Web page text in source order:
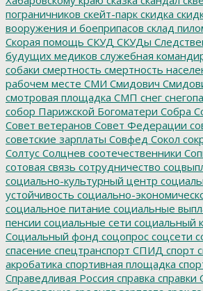
пограничников скейт-парк скидка
вооружения и боеприпасов склад
Скорая помощь СКУД СКУДы
будущих медиков служебная
собаки смертность смертность
рабочем месте СМИ Смидович
смотровая площадка СМП снег
собор Парижской Богоматери Собра
Совет ветеранов Совет Федерации
советские зарплаты Совфед Сокол
Солтус Солцнев соотечественники
сотовая связь сотрудничество
социально-культурный центр
устойчивость социально-
социальное питание социальные
пенсии социальные сети социальный
Социальный фонд соцопрос соцсети
спасение спецтранспорт СПИД спорт
акробатика спортивная площадка
Справедливая Россия справка справки